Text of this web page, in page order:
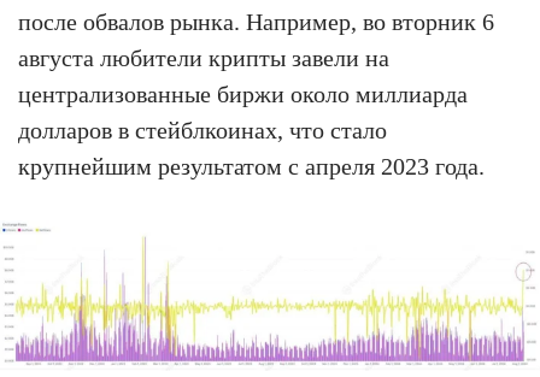
после обвалов рынка. Например, во вторник 6
августа любители крипты завели на
централизованные биржи около миллиарда
долларов в стейблкоинах, что стало
крупнейшим результатом с апреля 2023 года.